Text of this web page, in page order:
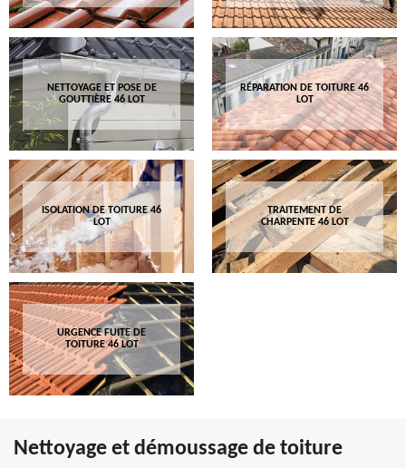
NETTOYAGE ET POSE DE
GOUTTIÈRE 46 LOT
RÉPARATION DE TOITURE 46
LOT
ISOLATION DE TOITURE 46
LOT
TRAITEMENT DE
CHARPENTE 46 LOT
URGENCE FUITE DE
TOITURE 46 LOT
Nettoyage et démoussage de toiture